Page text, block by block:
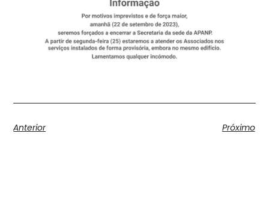
Anterior Próximo